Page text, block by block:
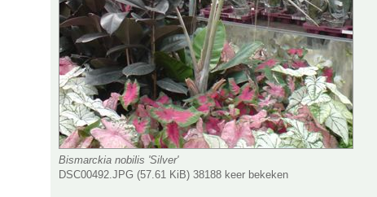
Bismarckia nobilis 'Silver'
DSC00492.JPG (57.61 KiB) 38188 keer bekeken